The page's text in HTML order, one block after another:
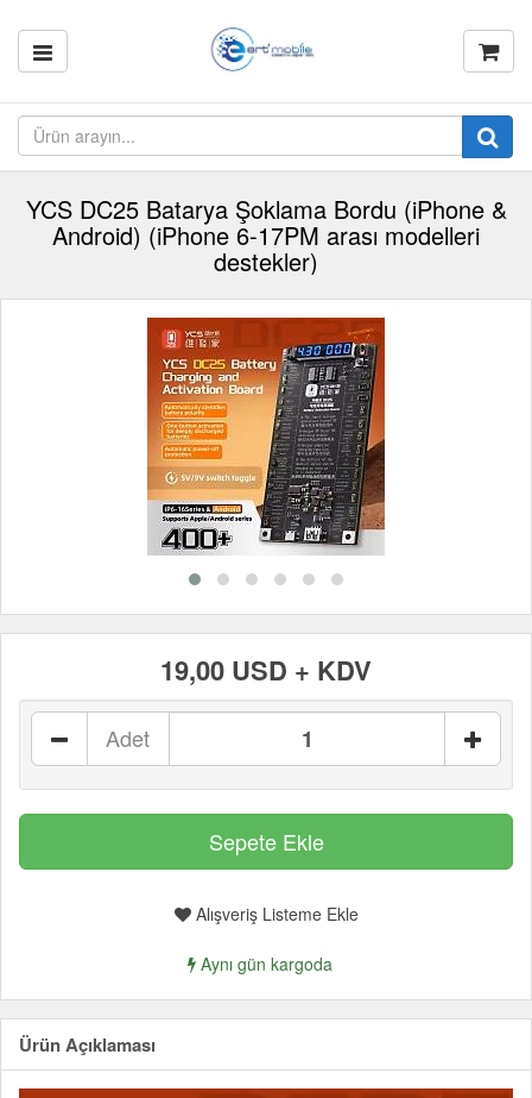
YCS DC25 Batarya Şoklama Bordu (iPhone &
Android) (iPhone 6-17PM arası modelleri
destekler)
19,00 USD + KDV
Adet
Alışveriş Listeme Ekle
Aynı gün kargoda
Ürün Açıklaması